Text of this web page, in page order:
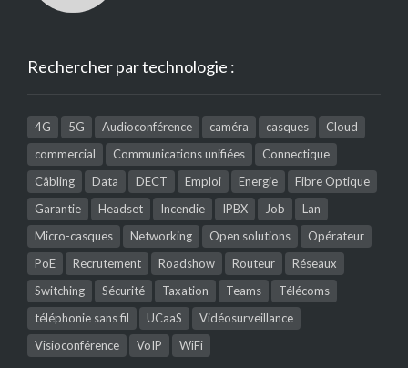
Rechercher par technologie :
4G 5G Audioconférence caméra casques
Cloud
commercial
Communications unifiées
Connectique
Câbling
Data DECT Emploi Energie
Fibre Optique
Garantie
Headset Incendie IPBX Job
Lan
Micro-casques
Networking Open solutions
Opérateur
PoE
Recrutement Roadshow Routeur
Réseaux
Switching
Sécurité Taxation Teams
Télécoms
téléphonie sans fil
UCaaS
Vidéosurveillance
Visioconférence
VoIP WiFi